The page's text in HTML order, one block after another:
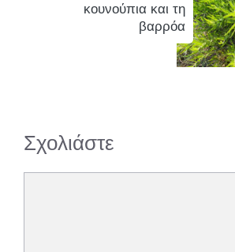
κουνούπια και τη
βαρρόα
Σχολιάστε